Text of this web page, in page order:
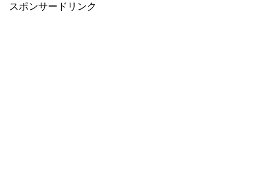
スポンサードリンク